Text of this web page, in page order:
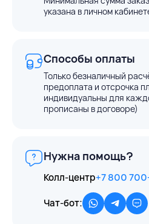
указана в личном
Способы оплаты
Только безналичный
предоплата и отсрочка
индивидуальны для
прописаны в договоре)
Нужна помощь?
Колл-центр+7 800
Чат-бот: